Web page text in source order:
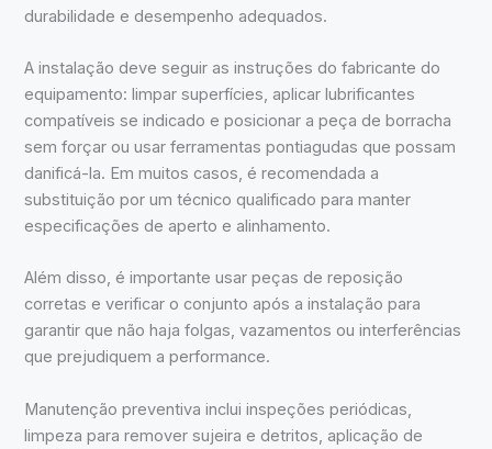
durabilidade e desempenho adequados.
A instalação deve seguir as instruções do fabricante do
equipamento: limpar superfícies, aplicar lubrificantes
compatíveis se indicado e posicionar a peça de borracha
sem forçar ou usar ferramentas pontiagudas que possam
danificá-la. Em muitos casos, é recomendada a
substituição por um técnico qualificado para manter
especificações de aperto e alinhamento.
Além disso, é importante usar peças de reposição
corretas e verificar o conjunto após a instalação para
garantir que não haja folgas, vazamentos ou interferências
que prejudiquem a performance.
Manutenção preventiva inclui inspeções periódicas,
limpeza para remover sujeira e detritos, aplicação de